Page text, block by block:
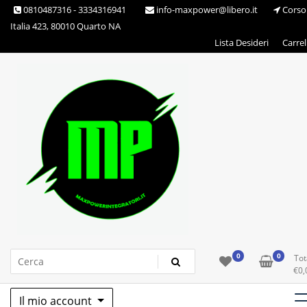
Skip 0810487316 - 3334316941 info-maxpower@libero.it
Corso
Italia 423, 80010 Quarto NA
Lista Desideri
Max Power Integratori 0 0
€
Il mio account